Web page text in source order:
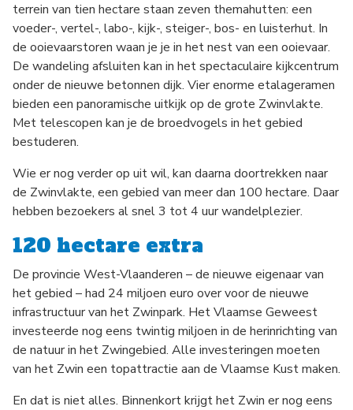
terrein van tien hectare staan zeven themahutten: een
voeder-, vertel-, labo-, kijk-, steiger-, bos- en luisterhut. In
de ooievaarstoren waan je je in het nest van een ooievaar.
De wandeling afsluiten kan in het spectaculaire kijkcentrum
onder de nieuwe betonnen dijk. Vier enorme etalageramen
bieden een panoramische uitkijk op de grote Zwinvlakte.
Met telescopen kan je de broedvogels in het gebied
bestuderen.
Wie er nog verder op uit wil, kan daarna doortrekken naar
de Zwinvlakte, een gebied van meer dan 100 hectare. Daar
hebben bezoekers al snel 3 tot 4 uur wandelplezier.
120 hectare extra
De provincie West-Vlaanderen – de nieuwe eigenaar van
het gebied – had 24 miljoen euro over voor de nieuwe
infrastructuur van het Zwinpark. Het Vlaamse Geweest
investeerde nog eens twintig miljoen in de herinrichting van
de natuur in het Zwingebied. Alle investeringen moeten
van het Zwin een topattractie aan de Vlaamse Kust maken.
En dat is niet alles. Binnenkort krijgt het Zwin er nog eens